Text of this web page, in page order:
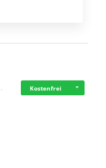
Kostenfrei